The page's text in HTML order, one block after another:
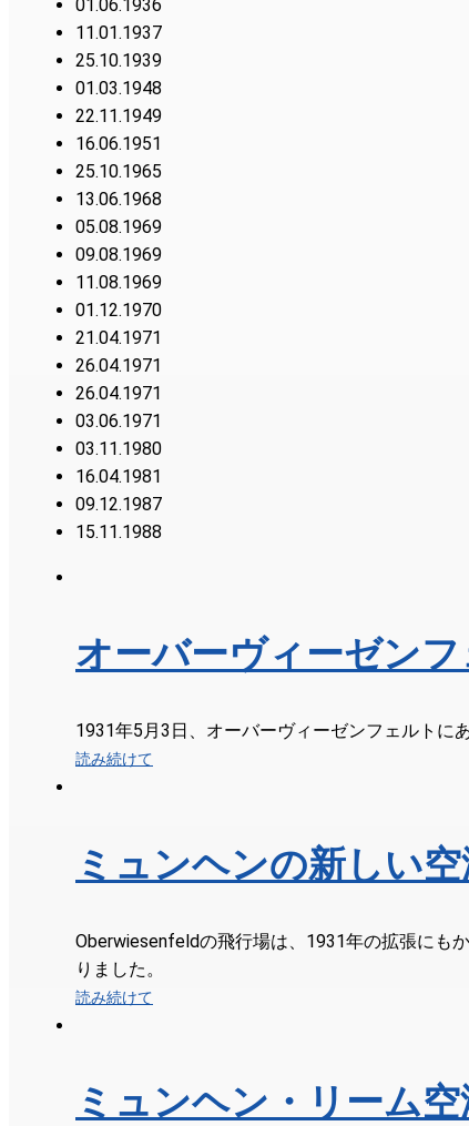
01.06.1936
11.01.1937
25.10.1939
01.03.1948
22.11.1949
16.06.1951
25.10.1965
13.06.1968
05.08.1969
09.08.1969
11.08.1969
01.12.1970
21.04.1971
26.04.1971
26.04.1971
03.06.1971
03.11.1980
16.04.1981
09.12.1987
15.11.1988
オーバーヴィーゼン
1931年5月3日、オーバーヴィーゼンフェルトに
読み続けて
ミュンヘンの新しい
Oberwiesenfeldの飛行場は、1931年の拡張にも
りました。
読み続けて
ミュンヘン・リーム